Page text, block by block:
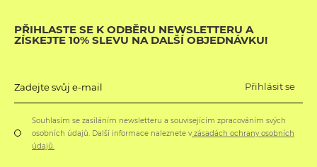
PŘIHLASTE SE K ODBĚRU NEWSLETTERU A
ZÍSKEJTE 10% SLEVU NA DALŠÍ OBJEDNÁVKU!
Zadejte svůj e-mail Přihlásit se
Souhlasím se zasíláním newsletteru a souvisejícím zpracováním svých
osobních údajů. Další informace naleznete vzásadách ochrany osobních
údajů.